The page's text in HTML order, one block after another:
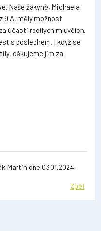
Naše žákyně, Michaela
9.A, měly možnost
účasti rodilých mluvčích.
s poslechem. I když se
děkujeme jim za
Martin dne 03.01.2024.
Zpět